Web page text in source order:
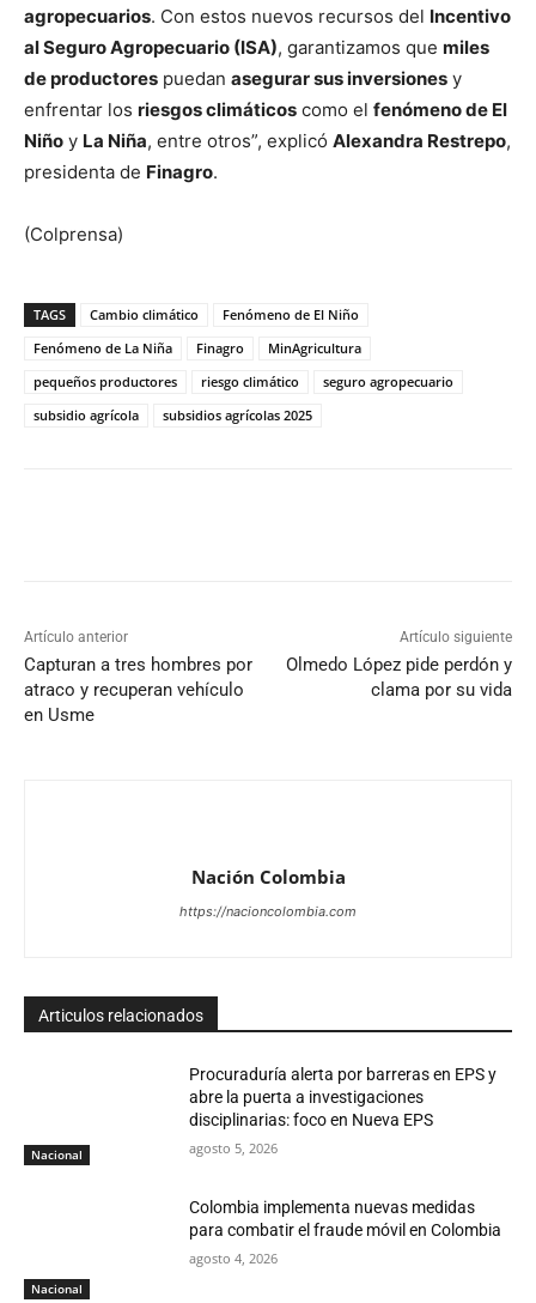
agropecuarios. Con estos nuevos recursos del Incentivo
al Seguro Agropecuario (ISA), garantizamos que miles
de productores puedan asegurar sus inversiones y
enfrentar los riesgos climáticos como el fenómeno de El
Niño y La Niña, entre otros”, explicó Alexandra Restrepo,
presidenta de Finagro.
(Colprensa)
TAGS Cambio climático
Fenómeno de El Niño
Fenómeno de La Niña
Finagro
MinAgricultura
pequeños productores
riesgo climático
seguro agropecuario
subsidio agrícola
subsidios agrícolas 2025
Artículo anterior
Capturan a tres hombres por
atraco y recuperan vehículo
en Usme
Artículo siguiente
Olmedo López pide perdón y
clama por su vida
Nación Colombia
https://nacioncolombia.com
Articulos relacionados
Nacional
Procuraduría alerta por barreras en EPS y
abre la puerta a investigaciones
disciplinarias: foco en Nueva EPS
agosto 5, 2026
Nacional
Colombia implementa nuevas medidas
para combatir el fraude móvil en Colombia
agosto 4, 2026